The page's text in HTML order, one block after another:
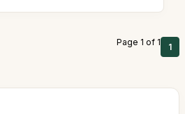
Page 1 of 1 1